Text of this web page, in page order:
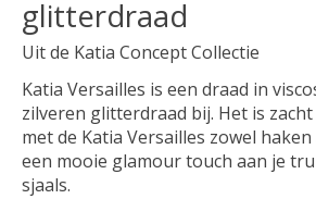
glitterdraad
Uit de Katia Concept Collectie
Katia Versailles is een draad in
zilveren glitterdraad bij. Het is zacht
met de Katia Versailles zowel
een mooie glamour touch aan je
sjaals.